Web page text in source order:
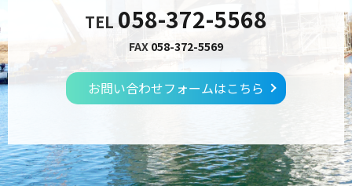
TEL 058-372-5568
FAX 058-372-5569
お問い合わせフォームはこちら